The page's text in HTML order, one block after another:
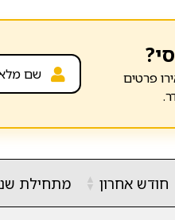
פרטים
חודש אחרון ▲
▼ מתחילת